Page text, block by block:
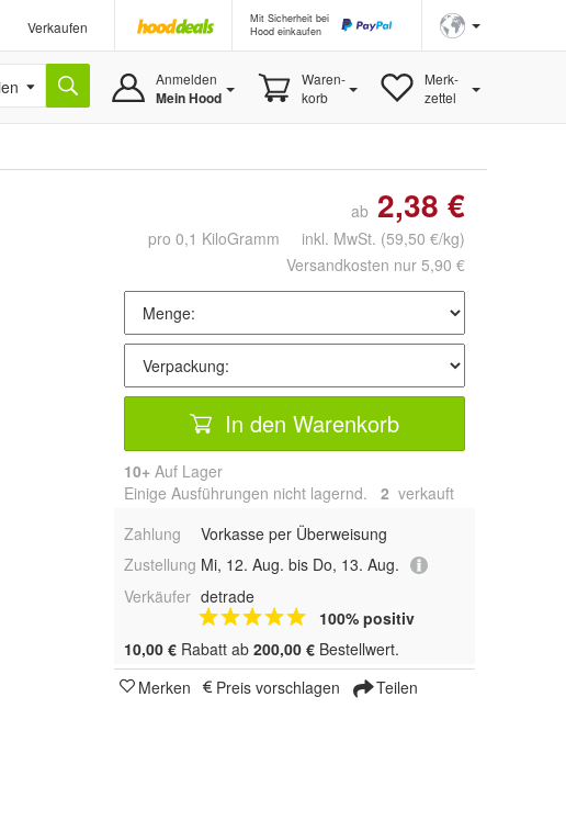
Verkaufen
Mit Sicherheit bei
Hood einkaufen
Anmelden
Mein Hood
Waren-
korb
Merk-
zettel
ab 2,38 €
pro 0,1 KiloGramm inkl. MwSt. (59,50 €/kg)
Versandkosten nur 5,90 €
In den Warenkorb
10+ Auf Lager
Einige Ausführungen nicht lagernd. 2 verkauft
Zahlung
Vorkasse per Überweisung
Zustellung Mi, 12. Aug. bis Do, 13. Aug.
Verkäufer detrade
100% positiv
10,00 € Rabatt ab 200,00 € Bestellwert.
Merken
Preis vorschlagen Teilen